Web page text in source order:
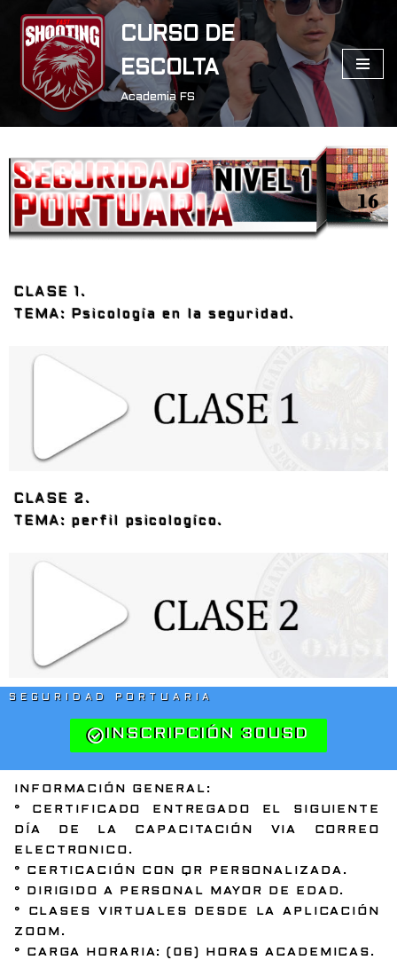
Saltar
contenido
CURSO DE
ESCOLTA
Academia FS
CLASE 1.
TEMA: Psicología en la seguridad.
CLASE 2.
TEMA: perfil psicologíco.
SEGURIDAD PORTUARIA
INSCRIPCIÓN 30USD
INFORMACIÓN GENERAL:
° CERTIFICADO ENTREGADO EL SIGUIENTE
DÍA DE LA CAPACITACIÓN VIA CORREO
ELECTRONICO.
° CERTICACIÓN CON QR PERSONALIZADA.
° DIRIGIDO A PERSONAL MAYOR DE EDAD.
° CLASES VIRTUALES DESDE LA APLICACIÓN
ZOOM.
° CARGA HORARIA: (06) HORAS ACADEMICAS.